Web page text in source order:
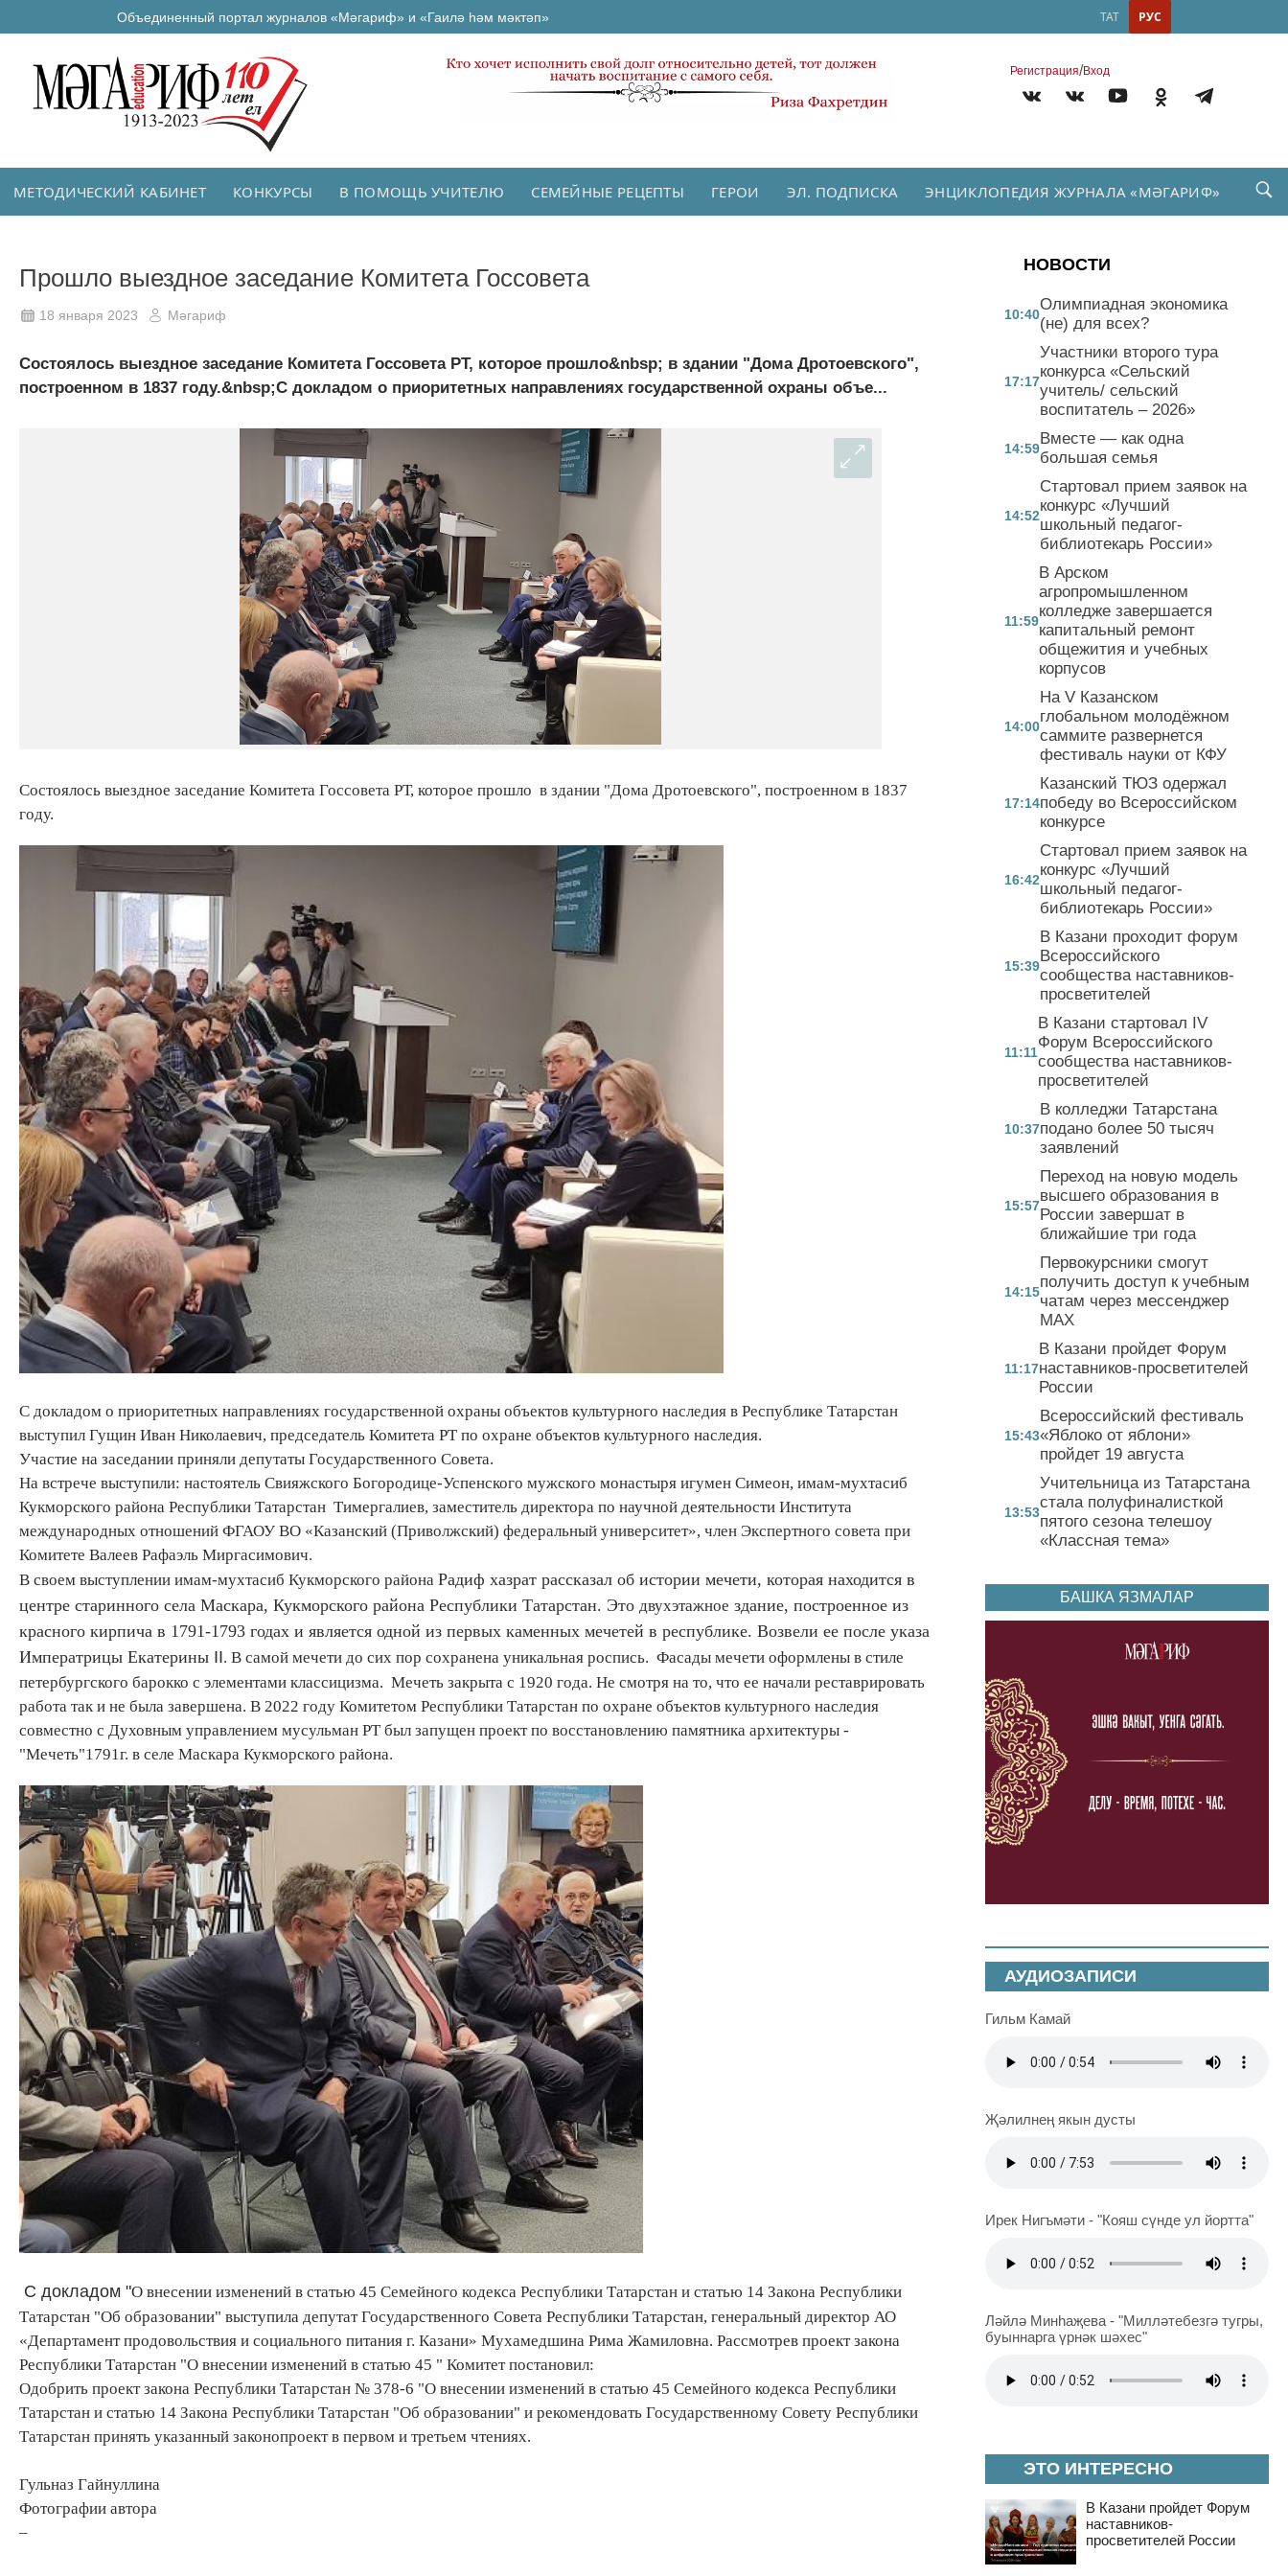
Объединенный портал журналов «Мәгариф» и «Гаилә һәм мәктәп» РУС
ТАТ
Регистрация/Вход
МЕТОДИЧЕСКИЙ КАБИНЕТ КОНКУРСЫ В ПОМОЩЬ УЧИТЕЛЮ СЕМЕЙНЫЕ РЕЦЕПТЫ ГЕРОИ ЭЛ. ПОДПИСКА ЭНЦИКЛОПЕДИЯ ЖУРНАЛА «МӘГАРИФ»
Прошло выездное заседание Комитета Госсовета
18 января 2023 Мәгариф
Состоялось выездное заседание Комитета Госсовета РТ, которое прошло&nbsp; в здании "Дома Дротоевского",
построенном в 1837 году.&nbsp;С докладом о приоритетных направлениях государственной охраны объе...
Состоялось выездное заседание Комитета Госсовета РТ, которое прошло в здании "Дома Дротоевского", построенном в 1837
году.
С докладом о приоритетных направлениях государственной охраны объектов культурного наследия в Республике Татарстан
выступил Гущин Иван Николаевич, председатель Комитета РТ по охране объектов культурного наследия.
Участие на заседании приняли депутаты Государственного Совета.
На встрече выступили: настоятель Свияжского Богородице-Успенского мужского монастыря игумен Симеон, имам-мухтасиб
Кукморского района Республики Татарстан Тимергалиев, заместитель директора по научной деятельности Института
международных отношений ФГАОУ ВО «Казанский (Приволжский) федеральный университет», член Экспертного совета при
Комитете Валеев Рафаэль Миргасимович.
В своем выступлении имам-мухтасиб Кукморского района Радиф хазрат рассказал об истории мечети, которая находится в
центре старинного села Маскара, Кукморского района Республики Татарстан. Это двухэтажное здание, построенное из
красного кирпича в 1791-1793 годах и является одной из первых каменных мечетей в республике. Возвели ее после указа
Императрицы Екатерины ⅠⅠ. В самой мечети до сих пор сохранена уникальная роспись. Фасады мечети оформлены в стиле
петербургского барокко с элементами классицизма. Мечеть закрыта с 1920 года. Не смотря на то, что ее начали реставрировать
работа так и не была завершена. В 2022 году Комитетом Республики Татарстан по охране объектов культурного наследия
совместно с Духовным управлением мусульман РТ был запущен проект по восстановлению памятника архитектуры -
"Мечеть"1791г. в селе Маскара Кукморского района.
С докладом "О внесении изменений в статью 45 Семейного кодекса Республики Татарстан и статью 14 Закона Республики
Татарстан "Об образовании" выступила депутат Государственного Совета Республики Татарстан, генеральный директор АО
«Департамент продовольствия и социального питания г. Казани» Мухамедшина Рима Жамиловна. Рассмотрев проект закона
Республики Татарстан "О внесении изменений в статью 45 " Комитет постановил:
Одобрить проект закона Республики Татарстан № 378-6 "О внесении изменений в статью 45 Семейного кодекса Республики
Татарстан и статью 14 Закона Республики Татарстан "Об образовании" и рекомендовать Государственному Совету Республики
Татарстан принять указанный законопроект в первом и третьем чтениях.
Гульназ Гайнуллина
Фотографии автора
–
НОВОСТИ
10:40
Олимпиадная экономика
(не) для всех?
17:17
Участники второго тура
конкурса «Сельский
учитель/ сельский
воспитатель – 2026»
14:59
Вместе — как одна
большая семья
14:52
Стартовал прием заявок на
конкурс «Лучший
школьный педагог-
библиотекарь России»
11:59
В Арском
агропромышленном
колледже завершается
капитальный ремонт
общежития и учебных
корпусов
14:00
На V Казанском
глобальном молодёжном
саммите развернется
фестиваль науки от КФУ
17:14
Казанский ТЮЗ одержал
победу во Всероссийском
конкурсе
16:42
Стартовал прием заявок на
конкурс «Лучший
школьный педагог-
библиотекарь России»
15:39
В Казани проходит форум
Всероссийского
сообщества наставников-
просветителей
11:11
В Казани стартовал IV
Форум Всероссийского
сообщества наставников-
просветителей
10:37
В колледжи Татарстана
подано более 50 тысяч
заявлений
15:57
Переход на новую модель
высшего образования в
России завершат в
ближайшие три года
14:15
Первокурсники смогут
получить доступ к учебным
чатам через мессенджер
MAX
11:17
В Казани пройдет Форум
наставников-просветителей
России
15:43
Всероссийский фестиваль
«Яблоко от яблони»
пройдет 19 августа
13:53
Учительница из Татарстана
стала полуфиналисткой
пятого сезона телешоу
«Классная тема»
БАШКА ЯЗМАЛАР
ЭТО ИНТЕРЕСНО
В Казани пройдет Форум
наставников-
просветителей России
АУДИОЗАПИСИ
Гильм Камай
Җәлилнең якын дусты
Ирек Нигъмәти - "Кояш сүнде ул йортта"
Ләйлә Минһаҗева - "Милләтебезгә тугры,
буыннарга үрнәк шәхес"